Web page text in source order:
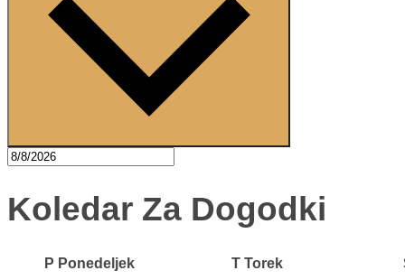
Koledar Za Dogodki
P Ponedeljek T Torek